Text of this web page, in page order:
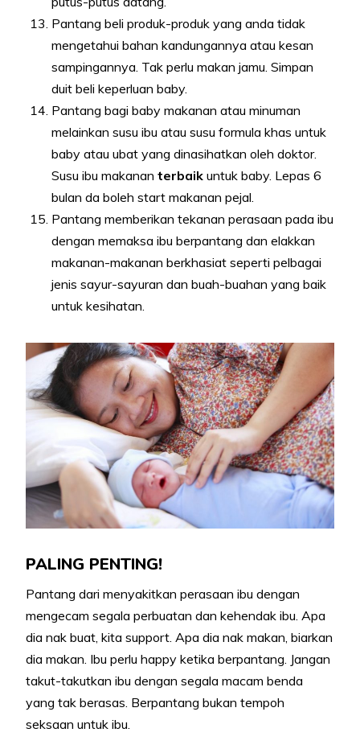
Pantang beli produk-produk yang anda tidak
mengetahui bahan kandungannya atau kesan
sampingannya. Tak perlu makan jamu. Simpan
duit beli keperluan baby.
Pantang bagi baby makanan atau minuman
melainkan susu ibu atau susu formula khas untuk
baby atau ubat yang dinasihatkan oleh doktor.
Susu ibu makanan terbaik untuk baby. Lepas 6
bulan da boleh start makanan pejal.
Pantang memberikan tekanan perasaan pada ibu
dengan memaksa ibu berpantang dan elakkan
makanan-makanan berkhasiat seperti pelbagai
jenis sayur-sayuran dan buah-buahan yang baik
untuk kesihatan.
PALING PENTING!
Pantang dari menyakitkan perasaan ibu dengan
mengecam segala perbuatan dan kehendak ibu. Apa
dia nak buat, kita support. Apa dia nak makan, biarkan
dia makan. Ibu perlu happy ketika berpantang. Jangan
takut-takutkan ibu dengan segala macam benda
yang tak berasas. Berpantang bukan tempoh
seksaan untuk ibu.